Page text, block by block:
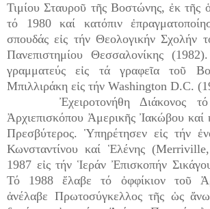
Τιμίου Σταυροῦ τῆς Βοστώνης, ἐκ τῆς
τό 1980 καί κατόπιν
σπουδάς εἰς τήν Θεολογικήν Σχολήν
Πανεπιστημίου Θεσσαλονίκης
γραμματεύς εἰς τά γραφεῖα τοῦ
Μπιλλιράκη εἰς τήν Washington D.C.
Ἐχειροτονήθη Διάκονος τό
Ἀρχιεπισκόπου Ἀμερικῆς Ἰακώβου καί
Πρεσβύτερος. Ὑπηρέτησεν εἰς τήν
Κωνσταντίνου καί Ἑλένης
1987 εἰς τήν Ἱεράν Ἐπισκοπήν
Τό 1988 ἔλαβε τό ὀφφίκιον τοῦ
ἀνέλαβε Πρωτοσύγκελλος τῆς ὡς